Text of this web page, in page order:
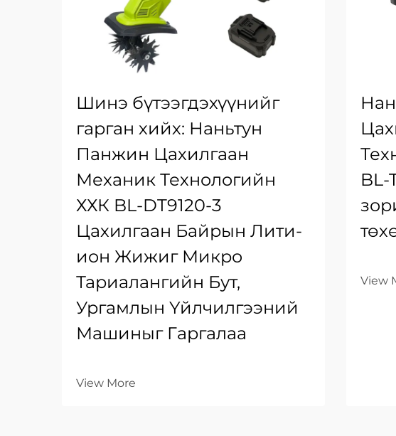
Шинэ бүтээгдэхүүнийг
гарган хийх: Наньтун
Панжин Цахилгаан
Механик Технологийн
ХХК BL-DT9120-3
Цахилгаан Байрын Лити-
ион Жижиг Микро
Тариалангийн Бут,
Ургамлын Үйлчилгээний
Машиныг Гаргалаа
View More
BL-
View